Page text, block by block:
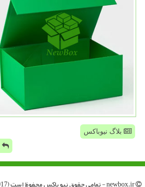
بلاگ نیوباکس